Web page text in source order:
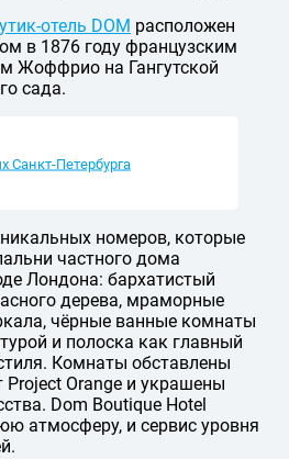
отель DOM расположен
в 1876 году французским
Жоффрио на Гангутской
сада.
Петербурга
номеров, которые
частного дома
Лондона: бархатистый
дерева, мраморные
чёрные ванные комнаты
и полоска как главный
Комнаты обставлены
Orange и украшены
Dom Boutique Hotel
атмосферу, и сервис уровня